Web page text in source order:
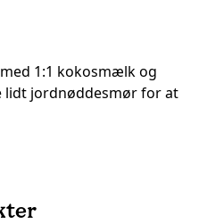
1:1 kokosmælk og
lidt jordnøddesmør for at